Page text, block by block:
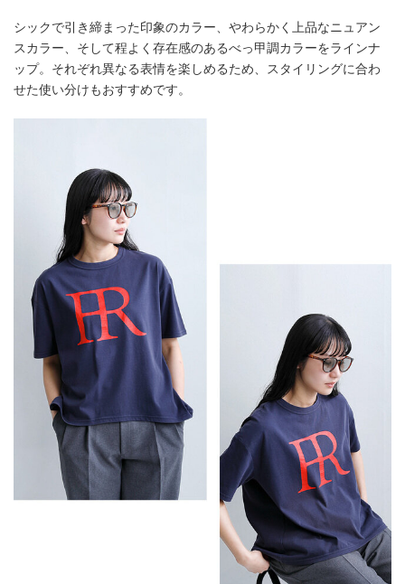
シックで引き締まった印象のカラー、やわらかく上品なニュアン
スカラー、そして程よく存在感のあるべっ甲調カラーをラインナ
ップ。それぞれ異なる表情を楽しめるため、スタイリングに合わ
せた使い分けもおすすめです。